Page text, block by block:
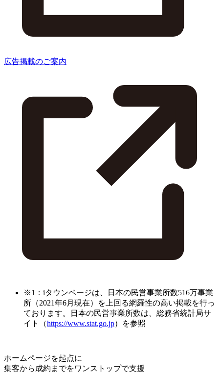
広告掲載のご案内
※1：iタウンページは、日本の民営事業所数516万事業
所（2021年6月現在）を上回る網羅性の高い掲載を行っ
ております。日本の民営事業所数は、総務省統計局サ
イト（https://www.stat.go.jp）を参照
ホームページを起点に
集客から成約までをワンストップで支援